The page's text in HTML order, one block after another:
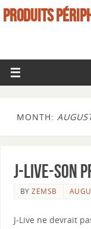
PRODUITS
MONTH:
J-live-son
BYZEMSB
J-Live ne devrait